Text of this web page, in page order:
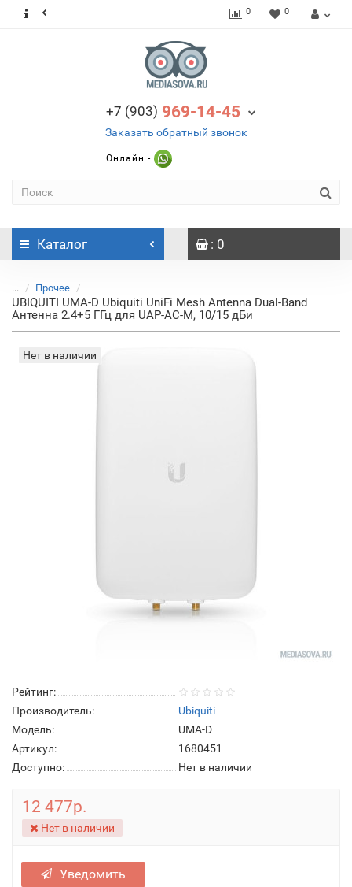
0 0
+7 (903) 969-14-45
Заказать обратный звонок
Онлайн -
Каталог : 0
... Прочее
UBIQUITI UMA-D Ubiquiti UniFi Mesh Antenna Dual-Band
Антенна 2.4+5 ГГц для UAP-AC-M, 10/15 дБи
Нет в наличии
Рейтинг:
Производитель:
Ubiquiti
Модель:
UMA-D
Артикул:
1680451
Доступно:
Нет в наличии
12 477р.
Нет в наличии
Уведомить